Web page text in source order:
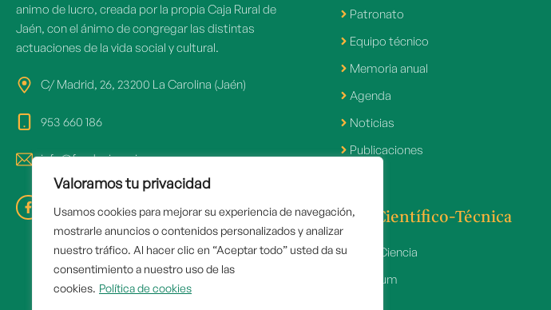
Valoramos tu privacidad
Usamos cookies para mejorar su experiencia de navegación,
mostrarle anuncios o contenidos personalizados y analizar
nuestro tráfico. Al hacer clic en “Aceptar todo” usted da su
consentimiento a nuestro uso de las
cookies. Política de cookies
animo de lucro, creada por la propia Caja Rural de
Jaén, con el ánimo de congregar las distintas
actuaciones de la vida social y cultural.
C/ Madrid, 26, 23200 La Carolina (Jaén)
953 660 186
info@fundacioncrj.es
Patronato
Equipo técnico
Memoria anual
Agenda
Noticias
Publicaciones
Área Científico-Técnica
Rural Ciencia
Olivarum